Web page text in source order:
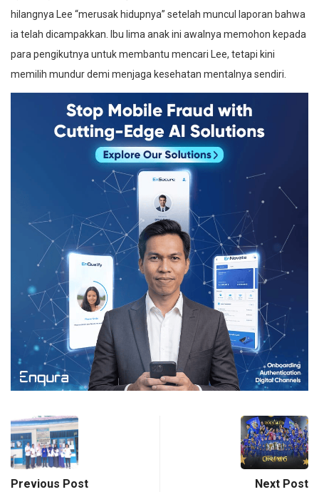
hilangnya Lee “merusak hidupnya” setelah muncul laporan bahwa
ia telah dicampakkan. Ibu lima anak ini awalnya memohon kepada
para pengikutnya untuk membantu mencari Lee, tetapi kini
memilih mundur demi menjaga kesehatan mentalnya sendiri.
Previous Post Next Post